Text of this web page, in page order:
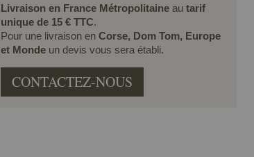
Livraison en France Métropolitaineau tarif
unique de 15 € TTC.
Pour une livraison en Corse, Dom Tom, Europe
et Monde un devis vous sera établi.
CONTACTEZ-NOUS